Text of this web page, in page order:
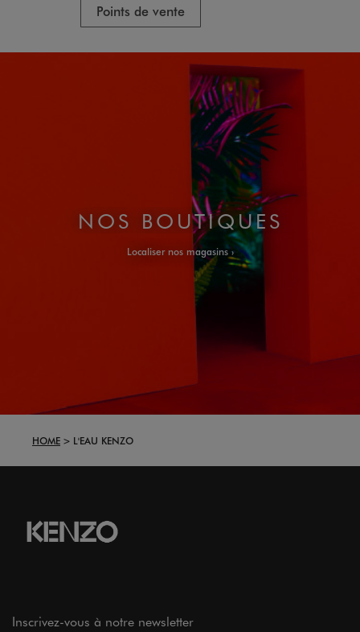
Points de vente
NOS BOUTIQUES
Localiser nos magasins
HOME L'EAU KENZO
Inscrivez-vous à notre newsletter